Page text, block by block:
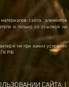
сайта, элементов
и только со ссылкой на
и ни при каких условиях
ГК РФ.
САЙТА